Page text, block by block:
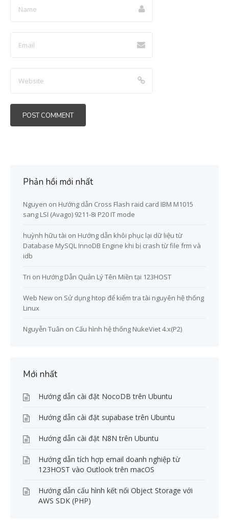
Phản hồi mới nhất
Nguyen on Hướng dẫn Cross Flash raid card IBM M1015
sang LSI (Avago) 9211-8i P20 IT mode
huỳnh hữu tài on Hướng dẫn khôi phục lại dữ liệu từ
Database MySQL InnoDB Engine khi bị crash từ file frm và
idb
Tri on Hướng Dẫn Quản Lý Tên Miền tại 123HOST
Web New on Sử dụng htop để kiểm tra tài nguyên hệ thống
Linux
Nguyễn Tuân on Cấu hình hệ thống NukeViet 4.x(P2)
Mới nhất
Hướng dẫn cài đặt NocoDB trên Ubuntu
Hướng dẫn cài đặt supabase trên Ubuntu
Hướng dẫn cài đặt N8N trên Ubuntu
Hướng dẫn tích hợp email doanh nghiệp từ
123HOST vào Outlook trên macOS
Hướng dẫn cấu hình kết nối Object Storage với
AWS SDK (PHP)